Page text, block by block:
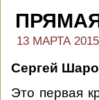
13 МАРТА 2015
Сергей
Это первая